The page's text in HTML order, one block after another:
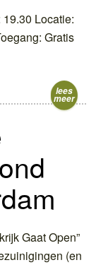
Locatie:
Gratis
lees
meer
Gaat Open”
(en